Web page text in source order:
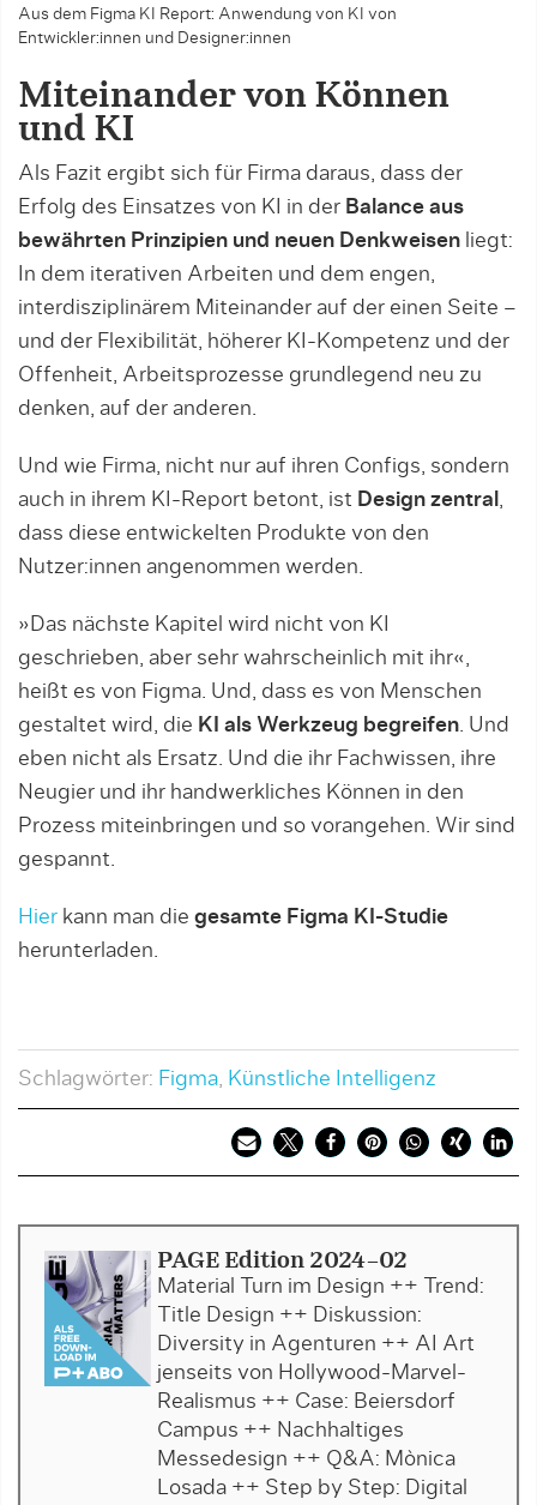
Aus dem Figma KI Report: Anwendung von KI von
Entwickler:innen und Designer:innen
Miteinander von Können
und KI
Als Fazit ergibt sich für Firma daraus, dass der
Erfolg des Einsatzes von KI in der Balance aus
bewährten Prinzipien und neuen Denkweisen liegt:
In dem iterativen Arbeiten und dem engen,
interdisziplinärem Miteinander auf der einen Seite –
und der Flexibilität, höherer KI-Kompetenz und der
Offenheit, Arbeitsprozesse grundlegend neu zu
denken, auf der anderen.
Und wie Firma, nicht nur auf ihren Configs, sondern
auch in ihrem KI-Report betont, ist Design zentral ,
dass diese entwickelten Produkte von den
Nutzer:innen angenommen werden.
»Das nächste Kapitel wird nicht von KI
geschrieben, aber sehr wahrscheinlich mit ihr«,
heißt es von Figma. Und, dass es von Menschen
gestaltet wird, die KI als Werkzeug begreifen. Und
eben nicht als Ersatz. Und die ihr Fachwissen, ihre
Neugier und ihr handwerkliches Können in den
Prozess miteinbringen und so vorangehen. Wir sind
gespannt.
Hier kann man die gesamte Figma KI-Studie
herunterladen.
Schlagwörter: Figma, Künstliche Intelligenz
PAGE Edition 2024-02
Material Turn im Design ++ Trend:
Title Design ++ Diskussion:
Diversity in Agenturen ++ AI Art
jenseits von Hollywood-Marvel-
Realismus ++ Case: Beiersdorf
Campus ++ Nachhaltiges
Messedesign ++ Q&A: Mònica
Losada ++ Step by Step: Digital